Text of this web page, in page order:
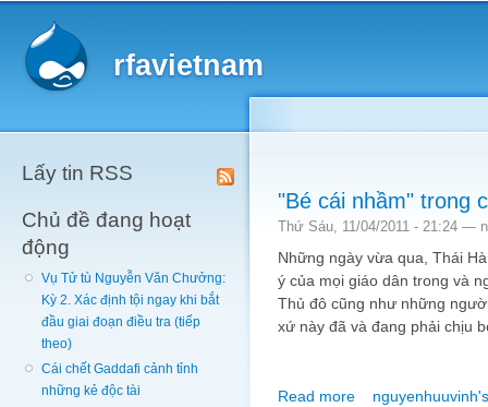
rfavietnam
Lấy tin RSS
Chủ đề đang hoạt
động
Vụ Tử tù Nguyễn Văn Chưởng:
Kỳ 2. Xác định tội ngay khi bắt
đầu giai đoạn điều tra (tiếp
theo)
Cái chết Gaddafi cảnh tỉnh
những kẻ độc tài
"Bé cái nhầm" trong
Thứ Sáu, 11/04/2011 - 21:24 —
Những ngày vừa qua, Thái
ý của mọi giáo dân trong và
Thủ đô cũng như những
xứ này đã và đang phải chịu
Read more about "Bé cái nhầm"